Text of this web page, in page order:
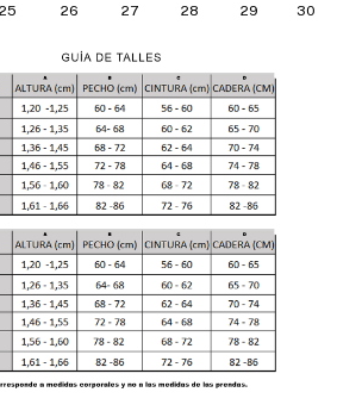
25 26 27 28 29 30